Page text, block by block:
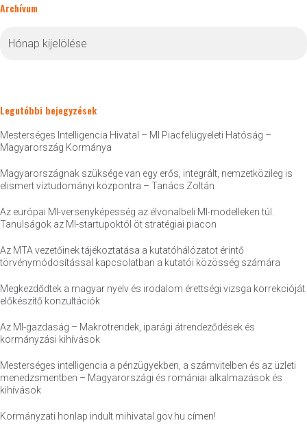
Archívum
Legutóbbi bejegyzések
Mesterséges Intelligencia Hivatal – MI Piacfelügyeleti Hatóság –
Magyarország Kormánya
Magyarországnak szüksége van egy erős, integrált, nemzetközileg is
elismert víztudományi központra – Tanács Zoltán
Az európai MI-versenyképesség az élvonalbeli MI-modelleken túl.
Tanulságok az MI-startupoktól öt stratégiai piacon
Az MTA vezetőinek tájékoztatása a kutatóhálózatot érintő
törvénymódosítással kapcsolatban a kutatói közösség számára
Megkezdődtek a magyar nyelv és irodalom érettségi vizsga korrekcióját
előkészítő konzultációk
Az MI-gazdaság – Makrotrendek, iparági átrendeződések és
kormányzási kihívások
Mesterséges intelligencia a pénzügyekben, a számvitelben és az üzleti
menedzsmentben – Magyarországi és romániai alkalmazások és
kihívások
Kormányzati honlap indult mihivatal.gov.hu címen!